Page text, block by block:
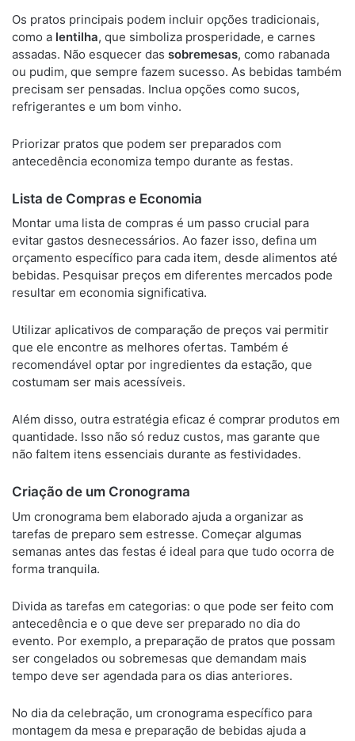
Os pratos principais podem incluir opções tradicionais,
como a lentilha, que simboliza prosperidade, e carnes
assadas. Não esquecer das sobremesas, como rabanada
ou pudim, que sempre fazem sucesso. As bebidas também
precisam ser pensadas. Inclua opções como sucos,
refrigerantes e um bom vinho.
Priorizar pratos que podem ser preparados com
antecedência economiza tempo durante as festas.
Lista de Compras e Economia
Montar uma lista de compras é um passo crucial para
evitar gastos desnecessários. Ao fazer isso, defina um
orçamento específico para cada item, desde alimentos até
bebidas. Pesquisar preços em diferentes mercados pode
resultar em economia significativa.
Utilizar aplicativos de comparação de preços vai permitir
que ele encontre as melhores ofertas. Também é
recomendável optar por ingredientes da estação, que
costumam ser mais acessíveis.
Além disso, outra estratégia eficaz é comprar produtos em
quantidade. Isso não só reduz custos, mas garante que
não faltem itens essenciais durante as festividades.
Criação de um Cronograma
Um cronograma bem elaborado ajuda a organizar as
tarefas de preparo sem estresse. Começar algumas
semanas antes das festas é ideal para que tudo ocorra de
forma tranquila.
Divida as tarefas em categorias: o que pode ser feito com
antecedência e o que deve ser preparado no dia do
evento. Por exemplo, a preparação de pratos que possam
ser congelados ou sobremesas que demandam mais
tempo deve ser agendada para os dias anteriores.
No dia da celebração, um cronograma específico para
montagem da mesa e preparação de bebidas ajuda a